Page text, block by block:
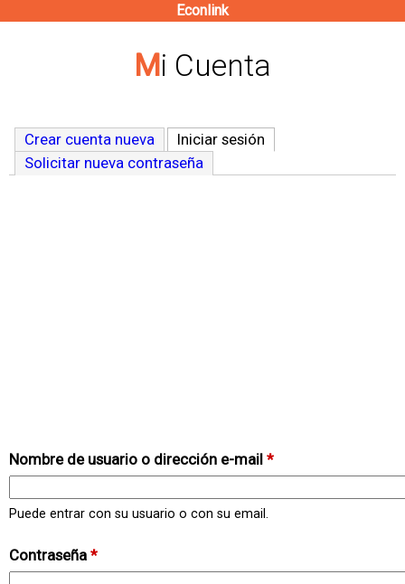
contenido
Econlink
Mi Cuenta
Crear cuenta nueva Iniciar sesión
Solicitar nueva contraseña
Nombre de usuario o dirección e-mail *
Puede entrar con su usuario o con su email.
Contraseña *